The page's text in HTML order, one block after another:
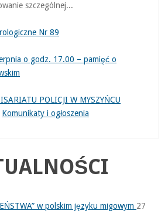
szczególnej...
Nr 89
o godz. 17.00 – pamięć o
POLICJI W MYSZYŃCU
Komunikaty i ogłoszenia
w polskim języku migowym 27